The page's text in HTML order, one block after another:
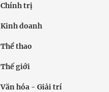
Chính trị
Kinh doanh
Thể thao
Thế giới
Văn hóa - Giải trí